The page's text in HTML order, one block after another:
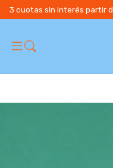
3 cuotas sin interés partir